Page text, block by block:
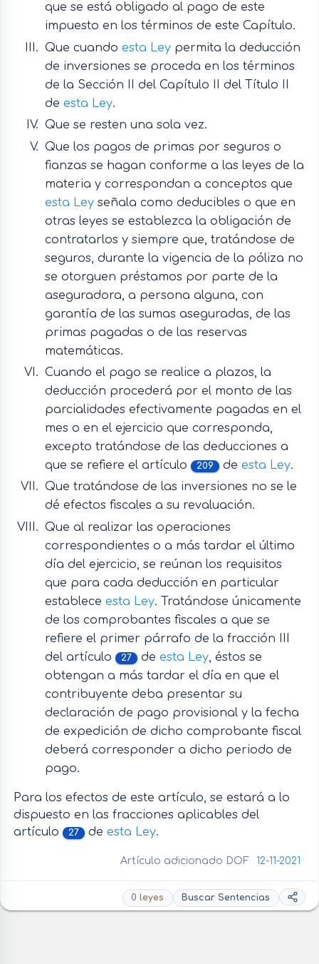
que se está obligado al pago de este
impuesto en los términos de este Capítulo.
Que cuando esta Leypermita la deducción
de inversiones se proceda en los términos
de la Sección II del Capítulo II del Título II
de esta Ley.
Que se resten una sola vez.
Que los pagos de primas por seguros o
fianzas se hagan conforme a las leyes de la
materia y correspondan a conceptos que
esta Leyseñala como deducibles o que en
otras leyes se establezca la obligación de
contratarlos y siempre que, tratándose de
seguros, durante la vigencia de la póliza no
se otorguen préstamos por parte de la
aseguradora, a persona alguna, con
garantía de las sumas aseguradas, de las
primas pagadas o de las reservas
matemáticas.
Cuando el pago se realice a plazos, la
deducción procederá por el monto de las
parcialidades efectivamente pagadas en el
mes o en el ejercicio que corresponda,
excepto tratándose de las deducciones a
que se refiere el artículo
209 de esta Ley.
Que tratándose de las inversiones no se le
dé efectos fiscales a su revaluación.
Que al realizar las operaciones
correspondientes o a más tardar el último
día del ejercicio, se reúnan los requisitos
que para cada deducción en particular
establece esta Ley. Tratándose únicamente
de los comprobantes fiscales a que se
refiere el primer párrafo de la fracción III
del artículo
27 de esta Ley, éstos se
obtengan a más tardar el día en que el
contribuyente deba presentar su
declaración de pago provisional y la fecha
de expedición de dicho comprobante fiscal
deberá corresponder a dicho periodo de
pago.
Para los efectos de este artículo, se estará a lo
dispuesto en las fracciones aplicables del
artículo
27 de esta Ley.
Artículo adicionado DOF 12-11-2021
0 leyes Buscar Sentencias